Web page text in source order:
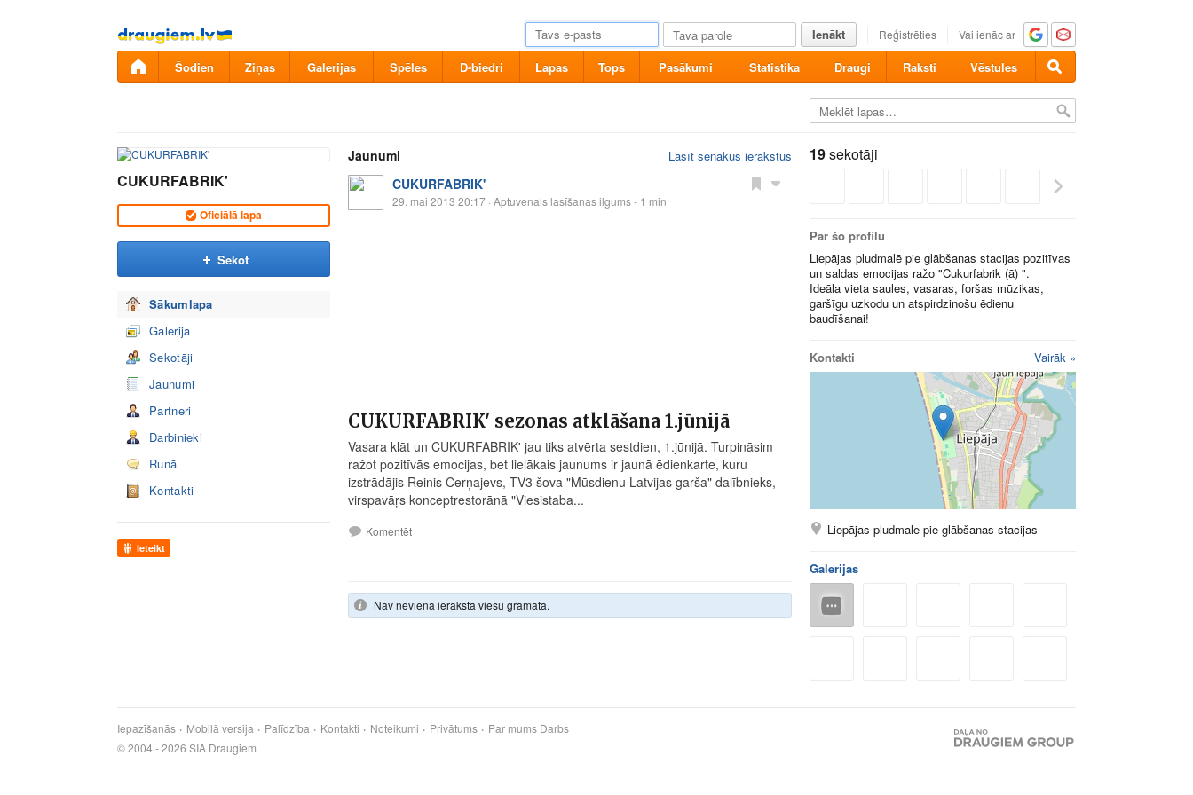
Pāriet
uz
saturu
Ienākt Reģistrēties Vai ienāc ar
Šodien Ziņas Galerijas Spēles D-biedri Lapas Tops Pasākumi Statistika Draugi Raksti Vēstules
CUKURFABRIK'
Oficiālā lapa
Sekot
Sākumlapa
Galerija
Sekotāji
Jaunumi
Partneri
Darbinieki
Runā
Kontakti
Ieteikt
Jaunumi Lasīt senākus ierakstus
CUKURFABRIK'
29. mai 2013 20:17 · Aptuvenais lasīšanas ilgums - 1 min
CUKURFABRIK' sezonas atklāšana 1.jūnijā
Vasara klāt un CUKURFABRIK' jau tiks atvērta sestdien, 1.jūnijā. Turpināsim
ražot pozitīvās emocijas, bet lielākais jaunums ir jaunā ēdienkarte, kuru
izstrādājis Reinis Čerņajevs, TV3 šova "Mūsdienu Latvijas garša" dalībnieks,
virspavāŗs konceptrestorānā "Viesistaba...
Komentēt
Nav neviena ieraksta viesu grāmatā.
19sekotāji
Par šo profilu
Liepājas pludmalē pie glābšanas stacijas pozitīvas
un saldas emocijas ražo "Cukurfabrik (ā) ".
Ideāla vieta saules, vasaras, foršas mūzikas,
garšīgu uzkodu un atspirdzinošu ēdienu
baudīšanai!
Kontakti Vairāk »
Liepājas pludmale pie glābšanas stacijas
Galerijas
Iepazīšanās Mobilā versija Palīdzība Kontakti Noteikumi Privātums Par mums Darbs
© 2004 - 2026 SIA Draugiem